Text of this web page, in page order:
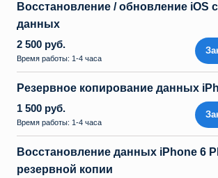
Восстановление / обновление iOS
данных
2 500 руб.
Время работы: 1-4 часа
Резервное копирование данных
1 500 руб.
Время работы: 1-4 часа
Восстановление данных iPhone 6
резервной копии